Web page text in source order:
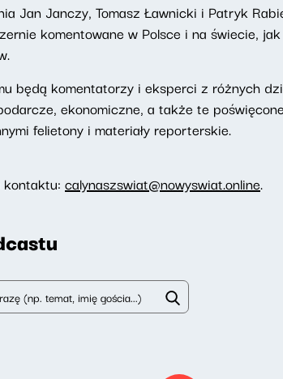
Jan Janczy, Tomasz Ławnicki i Patryk
komentowane w Polsce i na świecie,
będą komentatorzy i eksperci z różnych
ekonomiczne, a także te
felietony i materiały reporterskie.
calynaszswiat@nowyswiat.online.